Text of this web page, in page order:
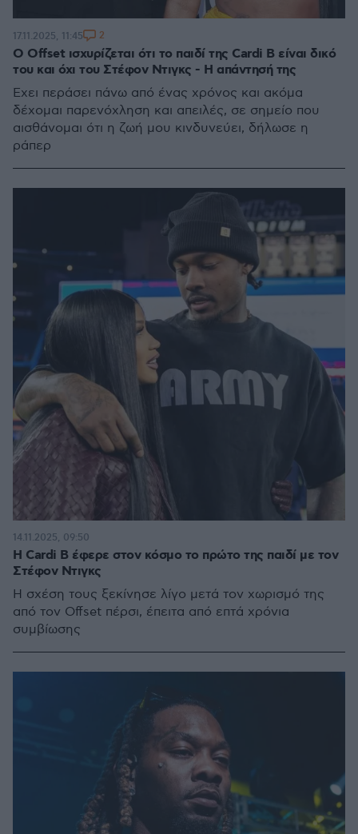
Ο Offset ισχυρίζεται ότι το παιδί της Cardi B είναι δικό
του και όχι του Στέφον Ντιγκς - Η απάντησή της
Έχει περάσει πάνω από ένας χρόνος και ακόμα
δέχομαι παρενόχληση και απειλές, σε σημείο που
αισθάνομαι ότι η ζωή μου κινδυνεύει, δήλωσε η
ράπερ
17.11.2025, 11:45 2
Η Cardi B έφερε στον κόσμο το πρώτο της παιδί με τον
Στέφον Ντιγκς
Η σχέση τους ξεκίνησε λίγο μετά τον χωρισμό της
από τον Offset πέρσι, έπειτα από επτά χρόνια
συμβίωσης
14.11.2025, 09:50